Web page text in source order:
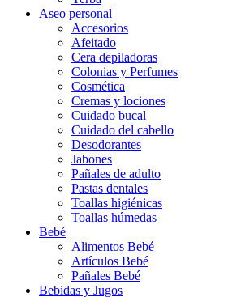
Aseo personal
Accesorios
Afeitado
Cera depiladoras
Colonias y Perfumes
Cosmética
Cremas y lociones
Cuidado bucal
Cuidado del cabello
Desodorantes
Jabones
Pañales de adulto
Pastas dentales
Toallas higiénicas
Toallas húmedas
Bebé
Alimentos Bebé
Artículos Bebé
Pañales Bebé
Bebidas y Jugos